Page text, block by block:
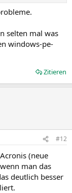
selten mal was
windows-pe-
Zitieren
#12
(neue
man das
deutlich besser